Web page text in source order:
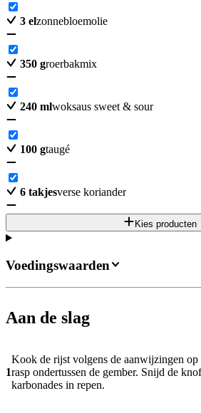
3 elzonnebloemolie
350 groerbakmix
240 mlwoksaus sweet & sour
100 gtaugé
6 takjesverse koriander
Kies producten
Aan de slag
1
Kook de rijst volgens de aanwijzingen
rasp ondertussen de gember. Snijd de
karbonades in repen.
Voedingswaarden